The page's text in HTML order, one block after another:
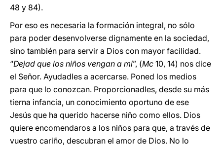
48 y 84).
Por eso es necesaria la formación integral, no sólo
para poder desenvolverse dignamente en la sociedad,
sino también para servir a Dios con mayor facilidad.
“Dejad que los niños vengan a mí”, (Mc 10, 14) nos dice
el Señor. Ayudadles a acercarse. Poned los medios
para que lo conozcan. Proporcionadles, desde su más
tierna infancia, un conocimiento oportuno de ese
Jesús que ha querido hacerse niño como ellos. Dios
quiere encomendaros a los niños para que, a través de
vuestro cariño, descubran el amor de Dios. No lo